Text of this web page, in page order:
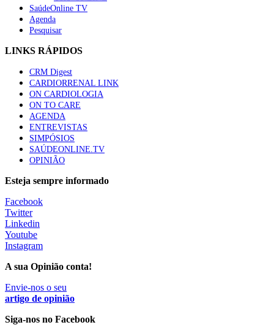
Enfermagem Forense. “Da urgência ao tribunal, cada
gesto conta e cada profissional faz a diferença”
203 visualizações
1.º Episódio do Podcast “Frequência Cardio – Sintoniza-
te na Insuficiência Cardíaca” da Bayer
169 visualizações
Alguns milhares de utentes podem ficar sem médico de
família com nova regras do registo, alerta associação
132 visualizações
apresentavam níveis elevados de Lp(a), revela estudo
87 visualizações
SaúdeOnline TV
Agenda
Pesquisar
LINKS RÁPIDOS
CRM Digest
CARDIORRENAL LINK
ON CARDIOLOGIA
ON TO CARE
AGENDA
ENTREVISTAS
SIMPÓSIOS
SAÚDEONLINE.TV
OPINIÃO
Esteja sempre informado
Facebook
Twitter
Linkedin
Youtube
Instagram
A sua Opinião conta!
Envie-nos o seu
artigo de opinião
Siga-nos no Facebook